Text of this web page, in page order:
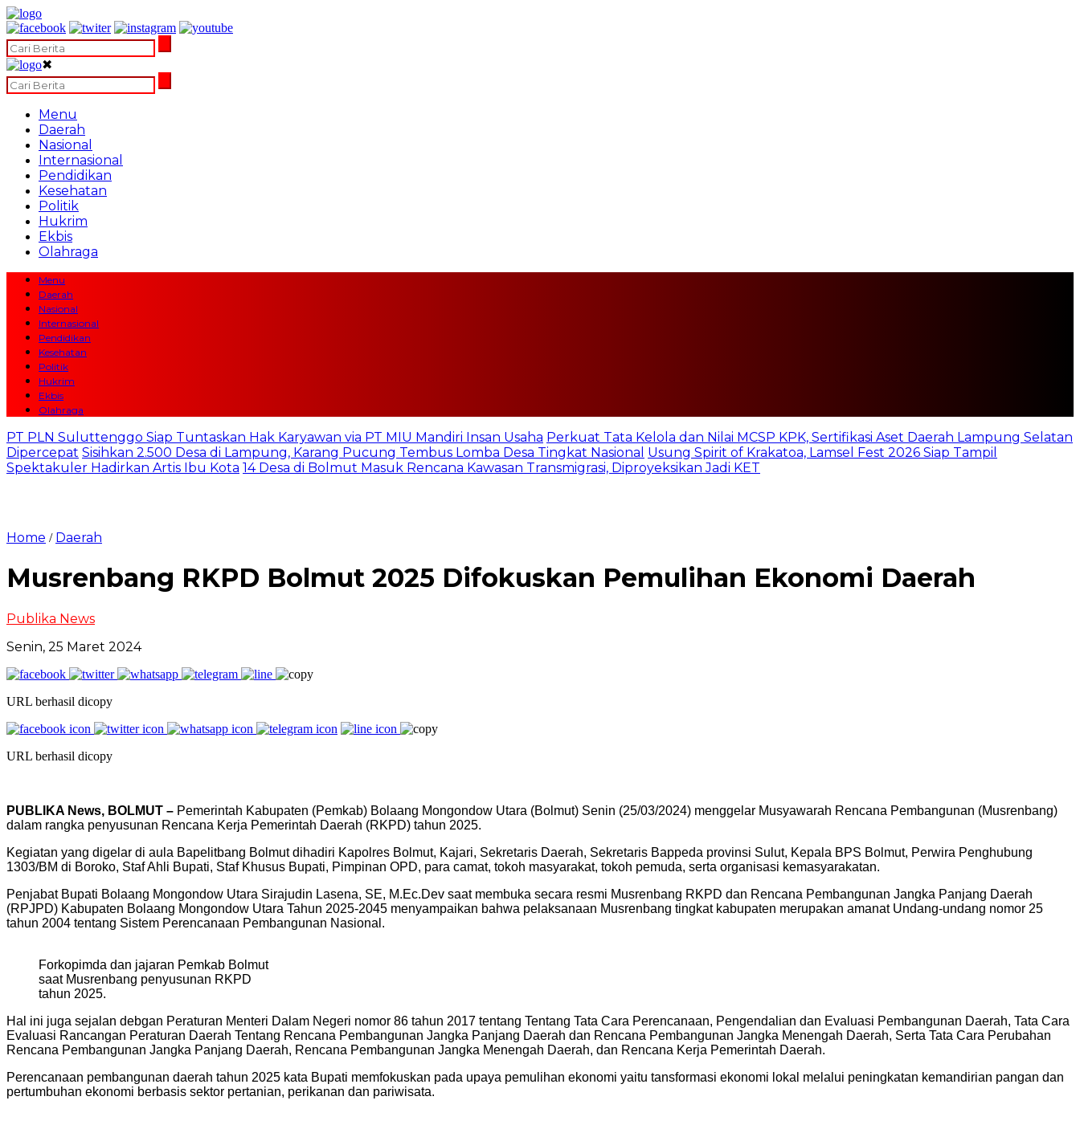
✖
Menu
Daerah
Nasional
Internasional
Pendidikan
Kesehatan
Politik
Hukrim
Ekbis
Olahraga
Menu
Daerah
Nasional
Internasional
Pendidikan
Kesehatan
Politik
Hukrim
Ekbis
Olahraga
PT PLN Suluttenggo Siap Tuntaskan Hak Karyawan via PT MIU Mandiri Insan Usaha Perkuat Tata Kelola dan Nilai MCSP KPK, Sertifikasi Aset Daerah Lampung Selatan
Dipercepat Sisihkan 2.500 Desa di Lampung, Karang Pucung Tembus Lomba Desa Tingkat Nasional Usung Spirit of Krakatoa, Lamsel Fest 2026 Siap Tampil
Spektakuler Hadirkan Artis Ibu Kota 14 Desa di Bolmut Masuk Rencana Kawasan Transmigrasi, Diproyeksikan Jadi KET
Home / Daerah
Musrenbang RKPD Bolmut 2025 Difokuskan Pemulihan Ekonomi Daerah
Publika News
Senin, 25 Maret 2024
URL berhasil dicopy
URL berhasil dicopy
PUBLIKA News, BOLMUT – Pemerintah Kabupaten (Pemkab) Bolaang Mongondow Utara (Bolmut) Senin (25/03/2024) menggelar Musyawarah Rencana Pembangunan (Musrenbang)
dalam rangka penyusunan Rencana Kerja Pemerintah Daerah (RKPD) tahun 2025.
Kegiatan yang digelar di aula Bapelitbang Bolmut dihadiri Kapolres Bolmut, Kajari, Sekretaris Daerah, Sekretaris Bappeda provinsi Sulut, Kepala BPS Bolmut, Perwira Penghubung
1303/BM di Boroko, Staf Ahli Bupati, Staf Khusus Bupati, Pimpinan OPD, para camat, tokoh masyarakat, tokoh pemuda, serta organisasi kemasyarakatan.
Penjabat Bupati Bolaang Mongondow Utara Sirajudin Lasena, SE, M.Ec.Dev saat membuka secara resmi Musrenbang RKPD dan Rencana Pembangunan Jangka Panjang Daerah
(RPJPD) Kabupaten Bolaang Mongondow Utara Tahun 2025-2045 menyampaikan bahwa pelaksanaan Musrenbang tingkat kabupaten merupakan amanat Undang-undang nomor 25
tahun 2004 tentang Sistem Perencanaan Pembangunan Nasional.
Forkopimda dan jajaran Pemkab Bolmut
saat Musrenbang penyusunan RKPD
tahun 2025.
Hal ini juga sejalan debgan Peraturan Menteri Dalam Negeri nomor 86 tahun 2017 tentang Tentang Tata Cara Perencanaan, Pengendalian dan Evaluasi Pembangunan Daerah, Tata Cara
Evaluasi Rancangan Peraturan Daerah Tentang Rencana Pembangunan Jangka Panjang Daerah dan Rencana Pembangunan Jangka Menengah Daerah, Serta Tata Cara Perubahan
Rencana Pembangunan Jangka Panjang Daerah, Rencana Pembangunan Jangka Menengah Daerah, dan Rencana Kerja Pemerintah Daerah.
Perencanaan pembangunan daerah tahun 2025 kata Bupati memfokuskan pada upaya pemulihan ekonomi yaitu tansformasi ekonomi lokal melalui peningkatan kemandirian pangan dan
pertumbuhan ekonomi berbasis sektor pertanian, perikanan dan pariwisata.